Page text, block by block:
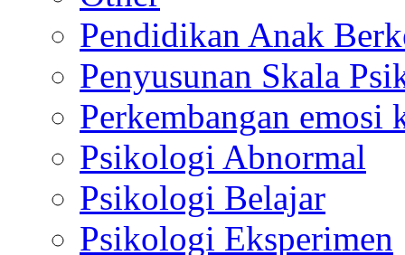
Pendidikan Anak
Penyusunan Skala
Perkembangan emosi
Psikologi Abnormal
Psikologi Belajar
Psikologi Eksperimen